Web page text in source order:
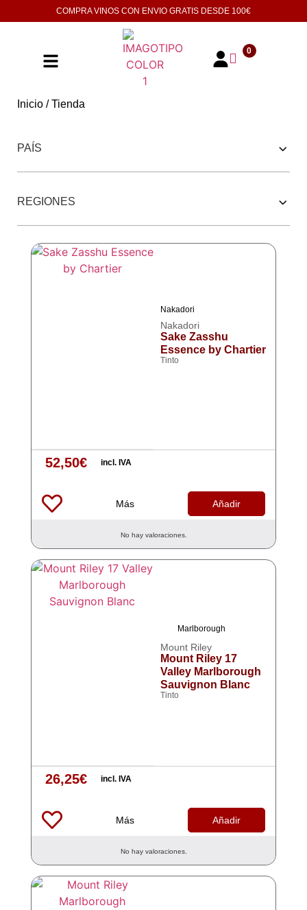
COMPRA VINOS CON ENVIO GRATIS DESDE 100€
0
Inicio / Tienda
PAÍS
REGIONES
Nakadori
Nakadori
Sake Zasshu
Essence by Chartier
Tinto
52,50€ incl. IVA
Más Añadir
No hay valoraciones.
Marlborough
Mount Riley
Mount Riley 17
Valley Marlborough
Sauvignon Blanc
Tinto
26,25€ incl. IVA
Más Añadir
No hay valoraciones.